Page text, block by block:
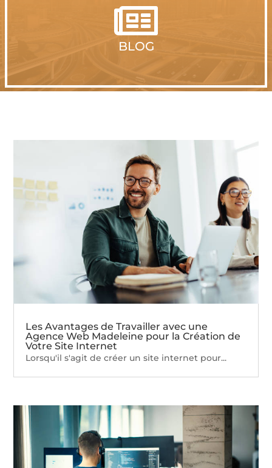

BLOG
Les Avantages de Travailler avec une
Agence Web Madeleine pour la Création de
Votre Site Internet
Lorsqu'il s'agit de créer un site internet pour...